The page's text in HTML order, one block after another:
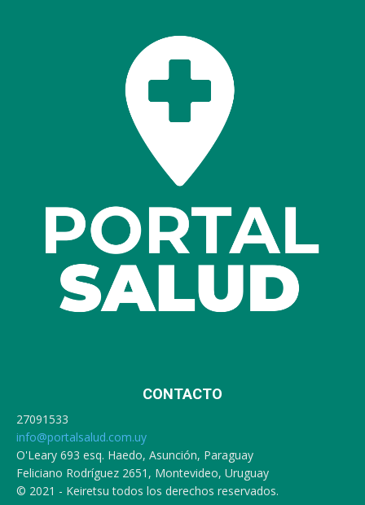
CONTACTO
27091533
info@portalsalud.com.uy
O'Leary 693 esq. Haedo, Asunción, Paraguay
Feliciano Rodríguez 2651, Montevideo, Uruguay
© 2021 - Keiretsu todos los derechos reservados.